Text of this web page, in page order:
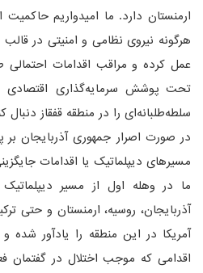
ارمنستان دارد. ما امیدواریم
هرگونه نیروی نظامی و امنیتی در قالب
عمل کرده و مراقب اقدامات
تحت پوشش سرمایه‌گذاری اقتصادی
سلطه‌طلبانه‌ای را در منطقه قفقاز دنبال
در صورت اصرار جمهوری آذربایجان بر
مسیرهای دیپلماتیک یا اقدامات
ما در وهله اول از مسیر
آذربایجان، روسیه، ارمنستان و حتی
آمریکا در این منطقه را یادآور شده
اقدامی که موجب اختلال در گفتمان